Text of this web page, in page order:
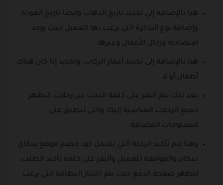
هذا بالإضافة إلى تحديد تاريخ الذهاب وايضا تاريخ العودة،
وإضافة نوع التذكرة التي يرغب بها العميل حيث يوجد
اقتصادية ورجال الأعمال وغيرها.
هذا بالإضافة إلى تحديد أعمار الركاب، وتحديد إذا كان هناك
أطفال أو لا.
بعد ذلك يتم النقر على كلمة البحث عن رحلات، لتظهر
جميع الرحلات المناسبة إليك والتي تنطبق على
المعلومات المضافة.
وهنا يتم تأكيد الرحلة التي تشمل كود خصم موقع سكاي
سكانر والموافقة للعميل والنقر على كلمة تأكيد الطلب،
لتظهر صفحة الدفع حيث يتم اختيار البطاقة التي يرغب